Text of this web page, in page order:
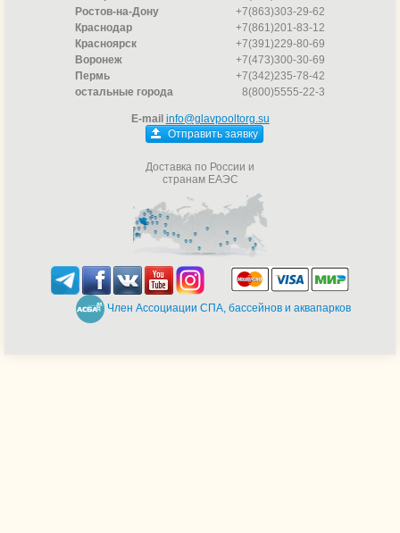
Ростов-на-Дону
+7(863)303-29-62
Краснодар
+7(861)201-83-12
Красноярск
+7(391)229-80-69
Воронеж
+7(473)300-30-69
Пермь
+7(342)235-78-42
остальные города
8(800)5555-22-3
E-mail info@glavpooltorg.su
Отправить заявку
Доставка по России и
странам ЕАЭС
Член Ассоциации СПА, бассейнов и аквапарков